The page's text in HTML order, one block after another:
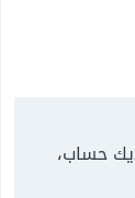
حساب،